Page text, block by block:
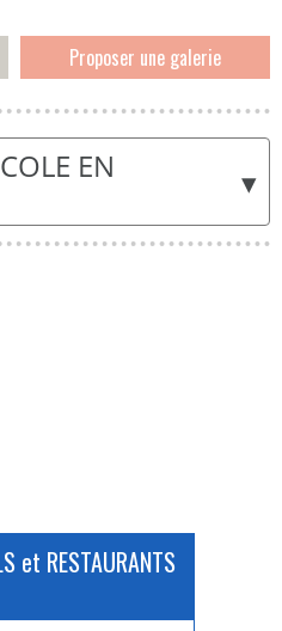
Proposer une galerie
▾
EN
et RESTAURANTS